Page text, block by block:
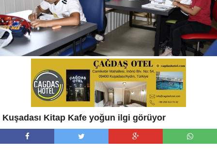
Kuşadası Kitap Kafe yoğun ilgi görüyor